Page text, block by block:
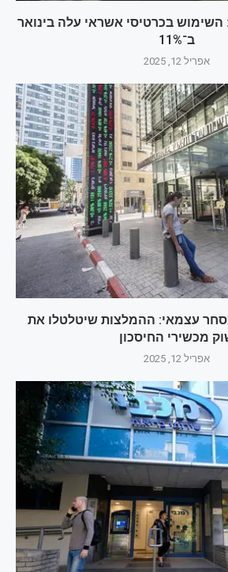
בכרטיסי אשראי עלה בינואר
ב־11%
אפריל 12, 2025
עצמאי: ההמלצות שיטלטלו את
מכשירי החיסכון
אפריל 12, 2025